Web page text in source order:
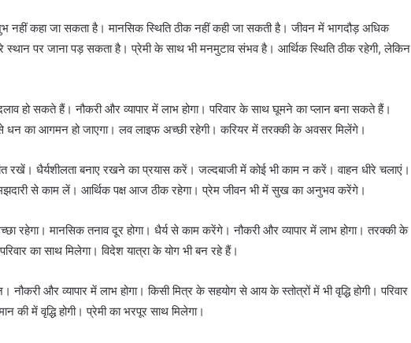
नहीं कहा जा सकता है। मानसिक स्थिति ठीक नहीं कही जा सकती है। जीवन में भागदौड़ अधिक
स्थान पर जाना पड़ सकता है। प्रेमी के साथ भी मनमुटाव संभव है। आर्थिक स्थिति ठीक रहेगी, लेकिन
हो सकते हैं। नौकरी और व्यापार में लाभ होगा। परिवार के साथ घूमने का प्लान बना सकते हैं।
धन का आगमन हो जाएगा। लव लाइफ अच्छी रहेगी। करियर में तरक्की के अवसर मिलेंगे।
रखें। धैर्यशीलता बनाए रखने का प्रयास करें। जल्दबाजी में कोई भी काम न करें। वाहन धीरे चलाएं।
से काम लें। आर्थिक पक्ष आज ठीक रहेगा। प्रेम जीवन भी में सुख का अनुभव करेंगे।
रहेगा। मानसिक तनाव दूर होगा। धैर्य से काम करेंगे। नौकरी और व्यापार में लाभ होगा। तरक्की के
का साथ मिलेगा। विदेश यात्रा के योग भी बन रहे हैं।
नौकरी और व्यापार में लाभ होगा। किसी मित्र के सहयोग से आय के स्तोत्रों में भी वृद्धि होगी। परिवार
में वृद्धि होगी। प्रेमी का भरपूर साथ मिलेगा।